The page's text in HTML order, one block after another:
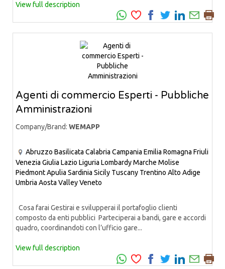
View full description
Agenti di commercio Esperti - Pubbliche
Amministrazioni
Company/Brand: WEMAPP
Abruzzo Basilicata Calabria Campania Emilia Romagna Friuli
Venezia Giulia Lazio Liguria LombardyMarche Molise
PiedmontApulia Sardinia Sicily Tuscany Trentino Alto Adige
Umbria Aosta ValleyVeneto
Cosa farai Gestirai e svilupperai il portafoglio clienti
composto da enti pubblici Parteciperai a bandi, gare e accordi
quadro, coordinandoti con l’ufficio gare...
View full description